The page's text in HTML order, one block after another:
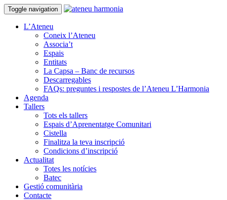
Toggle navigation
L’Ateneu
Coneix l’Ateneu
Associa’t
Espais
Entitats
La Capsa – Banc de recursos
Descarregables
FAQs: preguntes i respostes de l’Ateneu L’Harmonia
Agenda
Tallers
Tots els tallers
Espais d’Aprenentatge Comunitari
Cistella
Finalitza la teva inscripció
Condicions d’inscripció
Actualitat
Totes les notícies
Batec
Gestió comunitària
Contacte